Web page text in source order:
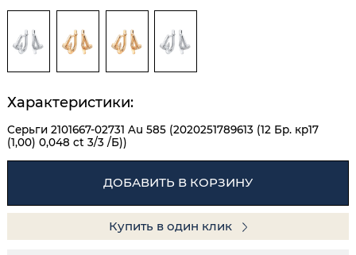
Характеристики:
Серьги 2101667-02731 Au 585 (2020251789613 (12 Бр. кр17
(1,00) 0,048 ct 3/3 /Б))
ДОБАВИТЬ В КОРЗИНУ
Купить в один клик